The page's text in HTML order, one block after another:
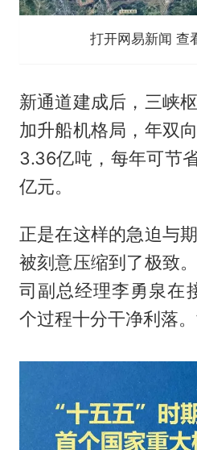
打开网易新闻 查
新通道建成后，三峡
加升船机格局，年双
3.36亿吨，每年可节
亿元。
正是在这样的急迫与
被刻意压缩到了极致
司副总经理李勇泉在
个过程十分干净利落。